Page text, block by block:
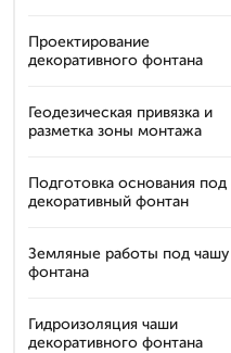
Проектирование
декоративного фонтана
Геодезическая привязка и
разметка зоны монтажа
Подготовка основания под
декоративный фонтан
Земляные работы под чашу
фонтана
Гидроизоляция чаши
декоративного фонтана